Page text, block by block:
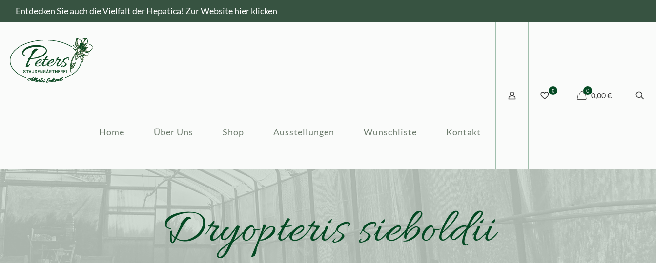
Entdecken Sie auch die Vielfalt der Hepatica! Zur Website hier klicken
Home Über Uns Shop Ausstellungen Wunschliste Kontakt
0 0
0,00 €
Dryopteris sieboldii